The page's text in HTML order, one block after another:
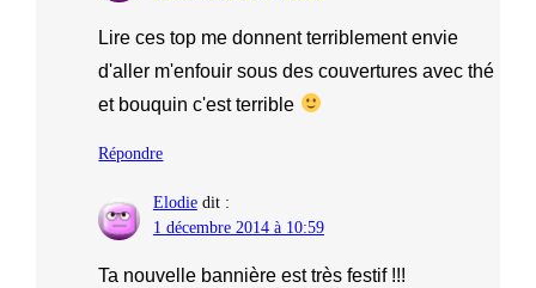
Lire ces top me donnent terriblement envie
d'aller m'enfouir sous des couvertures avec thé
et bouquin c'est terrible
Répondre
Elodie dit :
1 décembre 2014 à 10:59
Ta nouvelle bannière est très festif !!!